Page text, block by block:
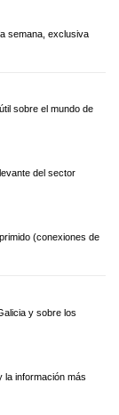
semana, exclusiva
sobre el mundo de
del sector
(conexiones de
y sobre los
la información más